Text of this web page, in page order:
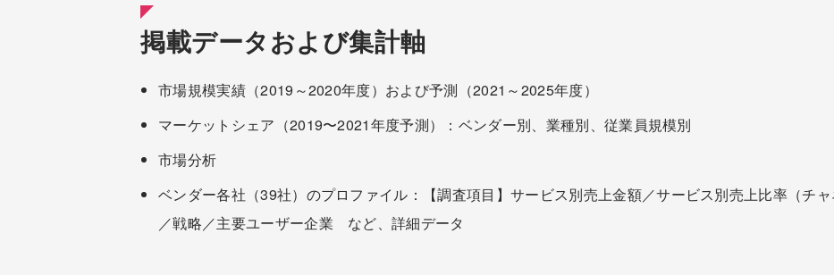
掲載データおよび集計軸
市場規模実績（2019～2020年度）および予測（2021～2025年度）
マーケットシェア（2019〜2021年度予測）：ベンダー別、業種別、従業員規模別
市場分析
ベンダー各社（39社）のプロファイル：【調査項目】サービス別売上金額／サービス別売上比率（チャ
／戦略／主要ユーザー企業 など、詳細データ